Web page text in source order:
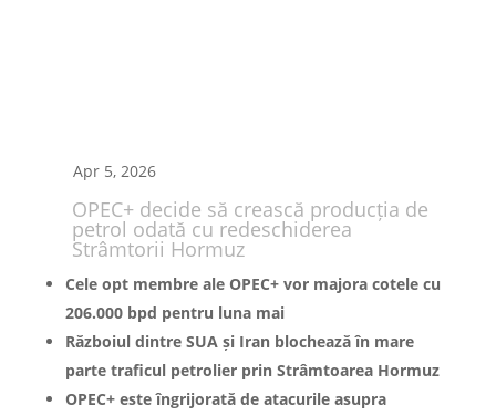
Apr 5, 2026
OPEC+ decide să crească producția de
petrol odată cu redeschiderea
Strâmtorii Hormuz
Cele opt membre ale OPEC+ vor majora cotele cu
206.000 bpd pentru luna mai
Războiul dintre SUA și Iran blochează în mare
parte traficul petrolier prin Strâmtoarea Hormuz
OPEC+ este îngrijorată de atacurile asupra